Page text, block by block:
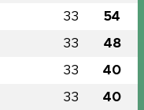
33 54
33 48
33 40
33 40